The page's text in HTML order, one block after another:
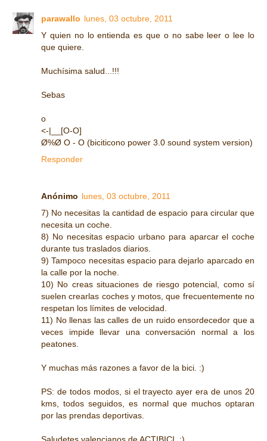
parawallo lunes, 03 octubre, 2011
Y quien no lo entienda es que o no sabe leer o lee lo
que quiere.
Muchísima salud...!!!
Sebas
o
<-|__[O-O]
Ø%Ø O - O (biciticono power 3.0 sound system version)
Responder
Anónimo lunes, 03 octubre, 2011
7) No necesitas la cantidad de espacio para circular que
necesita un coche.
8) No necesitas espacio urbano para aparcar el coche
durante tus traslados diarios.
9) Tampoco necesitas espacio para dejarlo aparcado en
la calle por la noche.
10) No creas situaciones de riesgo potencial, como sí
suelen crearlas coches y motos, que frecuentemente no
respetan los límites de velocidad.
11) No llenas las calles de un ruido ensordecedor que a
veces impide llevar una conversación normal a los
peatones.
Y muchas más razones a favor de la bici. :)
PS: de todos modos, si el trayecto ayer era de unos 20
kms, todos seguidos, es normal que muchos optaran
por las prendas deportivas.
Saludetes valencianos de ACTIBICI. :)